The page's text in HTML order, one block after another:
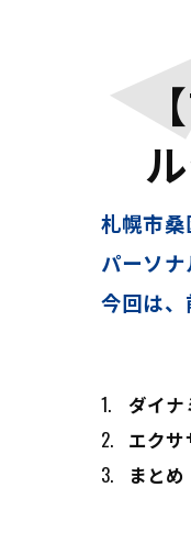
札幌市桑
パーソ
今回は、
ダイナ
エクサ
まとめ